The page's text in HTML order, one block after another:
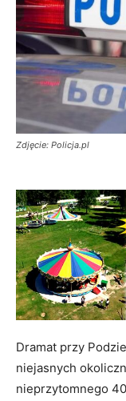
Zdjęcie: Policja.pl
Dramat przy
niejasnych
nieprzytomnego